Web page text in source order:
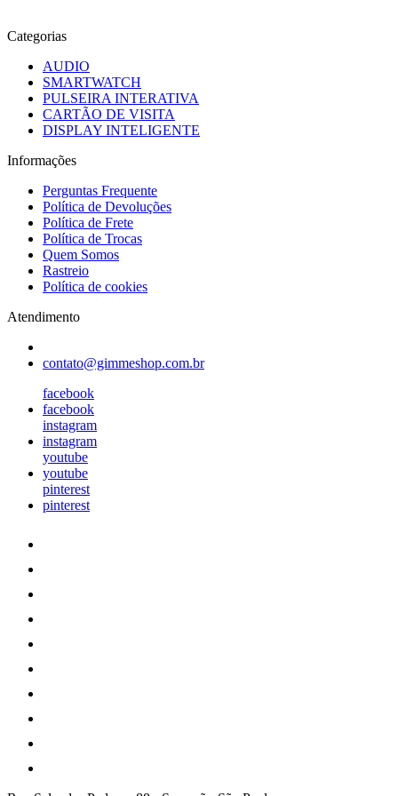
Categorias
AUDIO
SMARTWATCH
PULSEIRA INTERATIVA
CARTÃO DE VISITA
DISPLAY INTELIGENTE
Informações
Perguntas Frequente
Política de Devoluções
Política de Frete
Política de Trocas
Quem Somos
Rastreio
Política de cookies
Atendimento
contato@gimmeshop.com.br
facebook
facebook
instagram
instagram
youtube
youtube
pinterest
pinterest